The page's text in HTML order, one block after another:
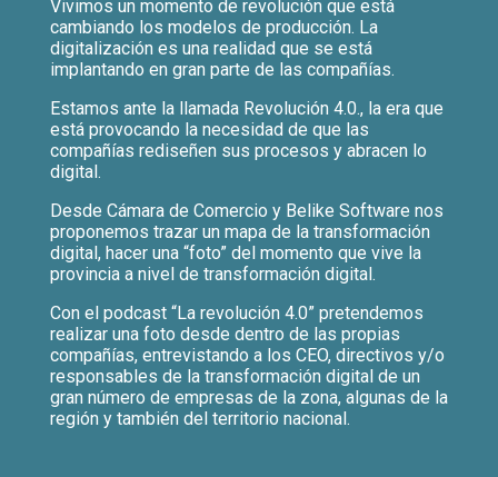
Vivimos un momento de revolución que está
cambiando los modelos de producción. La
digitalización es una realidad que se está
implantando en gran parte de las compañías.
Estamos ante la llamada Revolución 4.0., la era que
está provocando la necesidad de que las
compañías rediseñen sus procesos y abracen lo
digital.
Desde Cámara de Comercio y Belike Software nos
proponemos trazar un mapa de la transformación
digital, hacer una “foto” del momento que vive la
provincia a nivel de transformación digital.
Con el podcast “La revolución 4.0” pretendemos
realizar una foto desde dentro de las propias
compañías, entrevistando a los CEO, directivos y/o
responsables de la transformación digital de un
gran número de empresas de la zona, algunas de la
región y también del territorio nacional.